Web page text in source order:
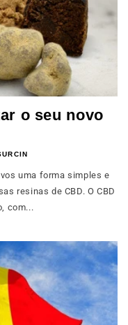
o seu novo
uma forma simples e
resinas de CBD. O CBD
com...